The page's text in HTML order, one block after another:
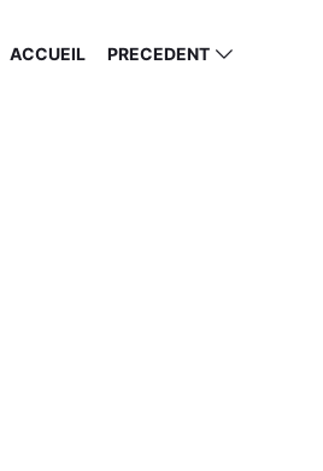
ACCUEIL PRECEDENT